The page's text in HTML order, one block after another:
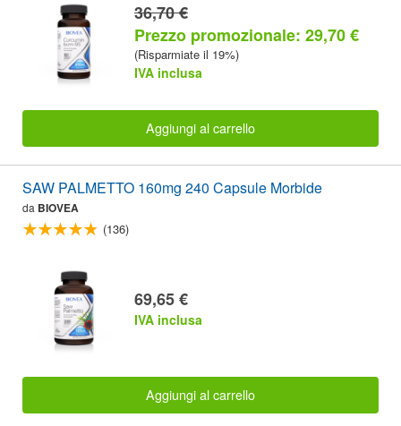
36,70 €
Prezzo promozionale: 29,70 €
(Risparmiate il 19%)
IVA inclusa
Aggiungi al carrello
SAW PALMETTO 160mg 240 Capsule Morbide
da BIOVEA
(136)
69,65 €
IVA inclusa
Aggiungi al carrello